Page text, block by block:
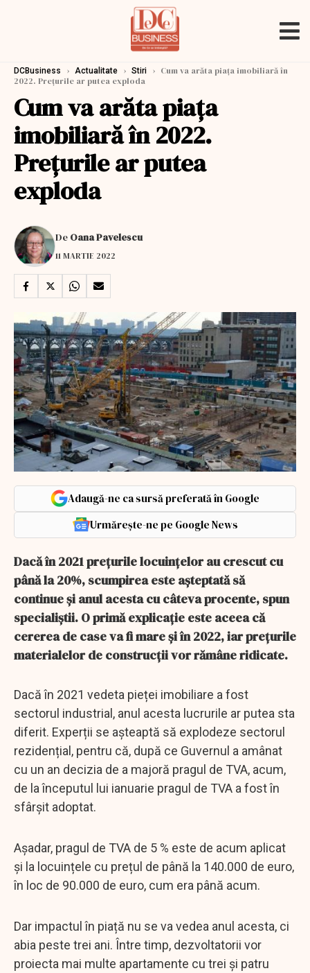
DCBusiness › Actualitate › Stiri › Cum va arăta piața imobiliară în
2022. Prețurile ar putea exploda
Cum va arăta piața
imobiliară în 2022.
Prețurile ar putea
exploda
De Oana Pavelescu
11 MARTIE 2022
Adaugă-ne ca sursă preferată în Google
Urmărește-ne pe Google News
Dacă în 2021 prețurile locuințelor au crescut cu
până la 20%, scumpirea este așteptată să
continue și anul acesta cu câteva procente, spun
specialiștii. O primă explicație este aceea că
cererea de case va fi mare și în 2022, iar prețurile
materialelor de construcții vor rămâne ridicate.
Dacă în 2021 vedeta pieței imobiliare a fost
sectorul industrial, anul acesta lucrurile ar putea sta
diferit. Experții se așteaptă să explodeze sectorul
rezidențial, pentru că, după ce Guvernul a amânat
cu un an decizia de a majoră pragul de TVA, acum,
de la începutul lui ianuarie pragul de TVA a fost în
sfârșit adoptat.
Așadar, pragul de TVA de 5 % este de acum aplicat
și la locuințele cu prețul de până la 140.000 de euro,
în loc de 90.000 de euro, cum era până acum.
Dar impactul în piață nu se va vedea anul acesta, ci
abia peste trei ani. Între timp, dezvoltatorii vor
proiecta mai multe apartamente cu trei și patru